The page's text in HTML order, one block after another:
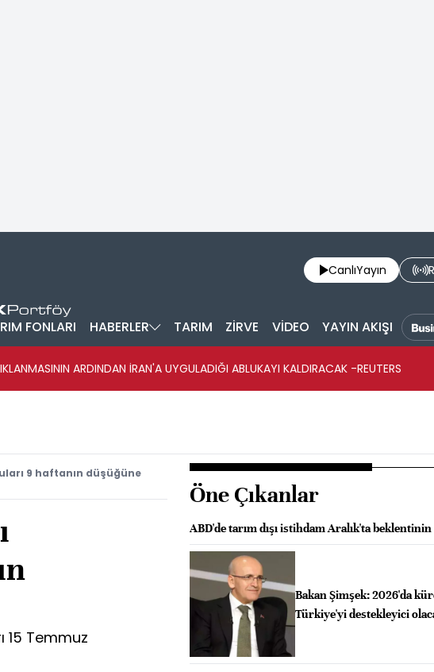
CanlıYayın
FONLARI HABERLER TARIM ZİRVE VİDEO YAYIN AKIŞI
ARDINDAN İRAN'A UYGULADIĞI ABLUKAYI KALDIRACAK -REUTERS
9 haftanın düşüğüne
15 Temmuz
Öne Çıkanlar
ABD'de tarım dışı istihdam Aralık'ta beklentinin
Bakan Şimşek: 2026'da
Türkiye'yi destekleyici